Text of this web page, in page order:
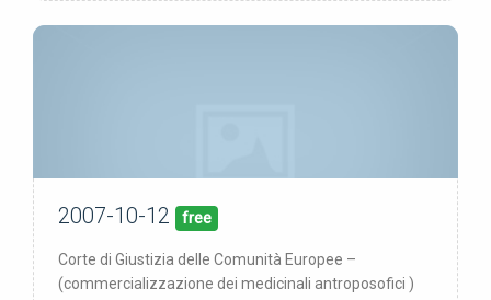
pubblicata:12/10/07
2007-10-12 free
Corte di Giustizia delle Comunità Europee –
(commercializzazione dei medicinali antroposofici )